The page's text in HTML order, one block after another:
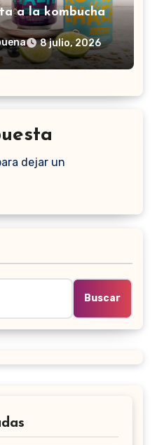
a la kombucha
8 julio, 2026
dejar un
Buscar